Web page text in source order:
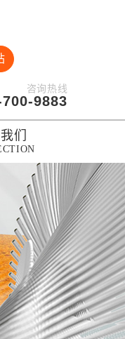
咨询热线
9883
们